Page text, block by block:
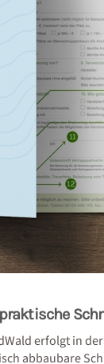
erfolgt in
abbaubare